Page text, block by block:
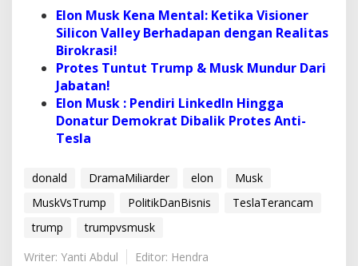
Elon Musk Kena Mental: Ketika Visioner
Silicon Valley Berhadapan dengan Realitas
Birokrasi!
Protes Tuntut Trump & Musk Mundur Dari
Jabatan!
Elon Musk : Pendiri LinkedIn Hingga
Donatur Demokrat Dibalik Protes Anti-
Tesla
donald DramaMiliarder elon
Musk
MuskVsTrump
PolitikDanBisnis
TeslaTerancam
trump
trumpvsmusk
Writer: Yanti Abdul
Editor: Hendra